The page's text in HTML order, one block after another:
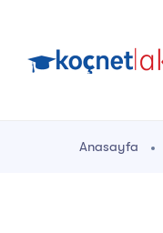
Anasayfa